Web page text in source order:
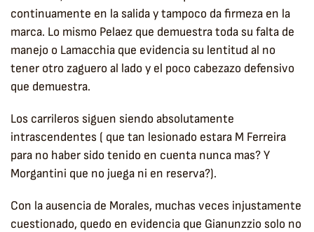
continuamente en la salida y tampoco da firmeza en la
marca. Lo mismo Pelaez que demuestra toda su falta de
manejo o Lamacchia que evidencia su lentitud al no
tener otro zaguero al lado y el poco cabezazo defensivo
que demuestra.
Los carrileros siguen siendo absolutamente
intrascendentes ( que tan lesionado estara M Ferreira
para no haber sido tenido en cuenta nunca mas? Y
Morgantini que no juega ni en reserva?).
Con la ausencia de Morales, muchas veces injustamente
cuestionado, quedo en evidencia que Gianunzzio solo no